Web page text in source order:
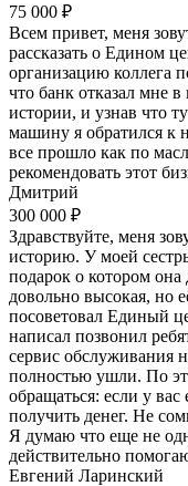
75 000 ₽
Всем привет, меня
рассказать о Едином
организацию коллега
что банк отказал мне в
истории, и узнав что
машину я обратился к
все прошло как по
рекомендовать этот
Дмитрий
300 000 ₽
Здравствуйте, меня
историю. У моей
подарок о котором она
довольно высокая, но
посоветовал Единый
написал позвонил
сервис обслуживания
полностью ушли. По
обращаться: если у
получить денег. Не
Я думаю что еще не
действительно
Евгений Ларинский